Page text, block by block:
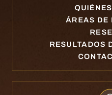
ÁREAS DE
RESULTADOS